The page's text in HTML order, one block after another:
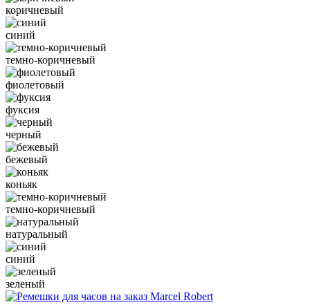
коричневый
синий
темно-коричневый
фиолетовый
фуксия
черный
бежевый
коньяк
темно-коричневый
натуральный
синий
зеленый